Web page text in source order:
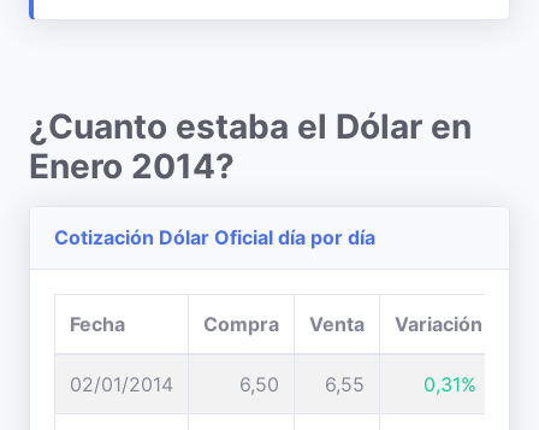
¿Cuanto estaba el Dólar en
Enero 2014?
Cotización Dólar Oficial día por día
Fecha Compra Venta Variación
02/01/2014 6,50 6,55 0,31%